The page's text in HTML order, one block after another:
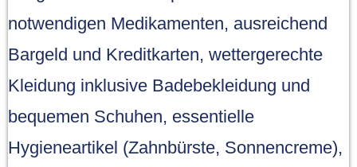
notwendigen Medikamenten, ausreichend
Bargeld und Kreditkarten, wettergerechte
Kleidung inklusive Badebekleidung und
bequemen Schuhen, essentielle
Hygieneartikel (Zahnbürste, Sonnencreme),